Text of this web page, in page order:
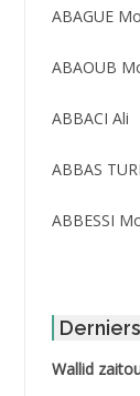
ABAGUE
ABAOUB
ABBACI Ali
ABBAS
ABBESSI
ABDAT
Wallid